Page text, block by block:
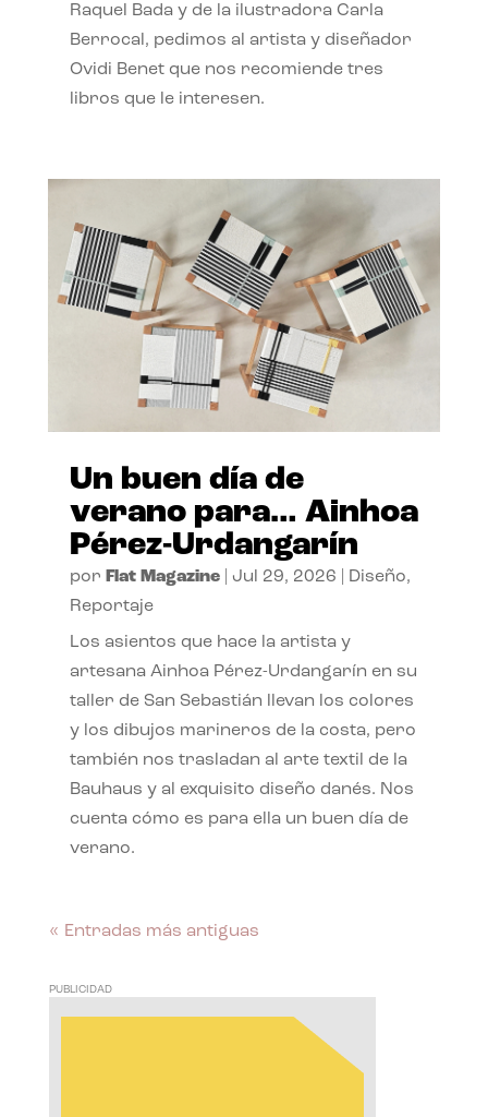
Raquel Bada y de la ilustradora Carla
Berrocal, pedimos al artista y diseñador
Ovidi Benet que nos recomiende tres
libros que le interesen.
Un buen día de
verano para… Ainhoa
Pérez-Urdangarín
por Flat Magazine| Jul 29, 2026 Diseño,
Reportaje
Los asientos que hace la artista y
artesana Ainhoa Pérez-Urdangarín en su
taller de San Sebastián llevan los colores
y los dibujos marineros de la costa, pero
también nos trasladan al arte textil de la
Bauhaus y al exquisito diseño danés. Nos
cuenta cómo es para ella un buen día de
verano.
« Entradas más antiguas
PUBLICIDAD